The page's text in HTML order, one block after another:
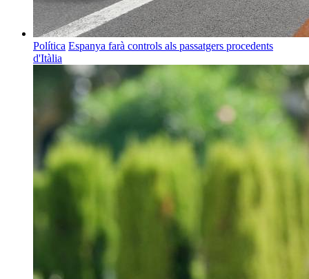
Política Espanya farà controls als passatgers procedents
d'Itàlia